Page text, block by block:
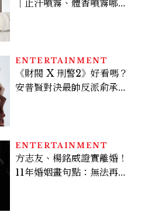
｜止汗噴霧、體香噴霧哪款
ENTERTAINMENT
《財閥 X 刑警2》好看嗎？
安普賢對決最帥反派俞承
多大？
ENTERTAINMENT
方志友、楊銘威證實離婚！
11年婚姻畫句點：無法再做